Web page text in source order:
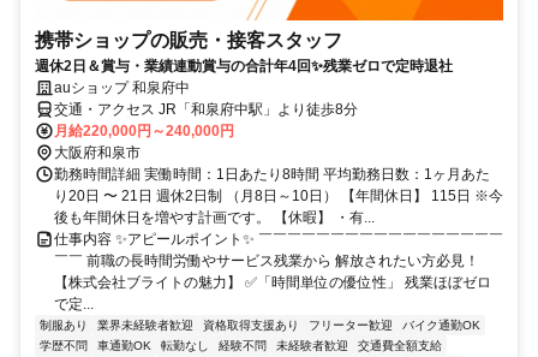
携帯ショップの販売・接客スタッフ
週休2日＆賞与・業績連動賞与の合計年4回✨残業ゼロで定時退社
auショップ 和泉府中
交通・アクセス JR「和泉府中駅」より徒歩8分
月給220,000円～240,000円
大阪府和泉市
勤務時間詳細 実働時間：1日あたり8時間 平均勤務日数：1ヶ月あた
り20日 〜 21日 週休2日制 （月8日～10日） 【年間休日】 115日 ※今
後も年間休日を増やす計画です。 【休暇】 ・有...
仕事内容 ✨アピールポイント✨ ￣￣￣￣￣￣￣￣￣￣￣￣￣￣￣￣￣
￣￣ 前職の長時間労働やサービス残業から 解放されたい方必見！
【株式会社ブライトの魅力】 ✅「時間単位の優位性」 残業ほぼゼロ
で定...
制服あり 業界未経験者歓迎 資格取得支援あり フリーター歓迎
バイク通勤OK
学歴不問
車通勤OK 転勤なし 経験不問 未経験者歓迎
交通費全額支給